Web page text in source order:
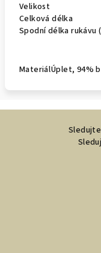
Velikost
Celková délka
Spodní délka rukávu
MateriálÚplet, 94%